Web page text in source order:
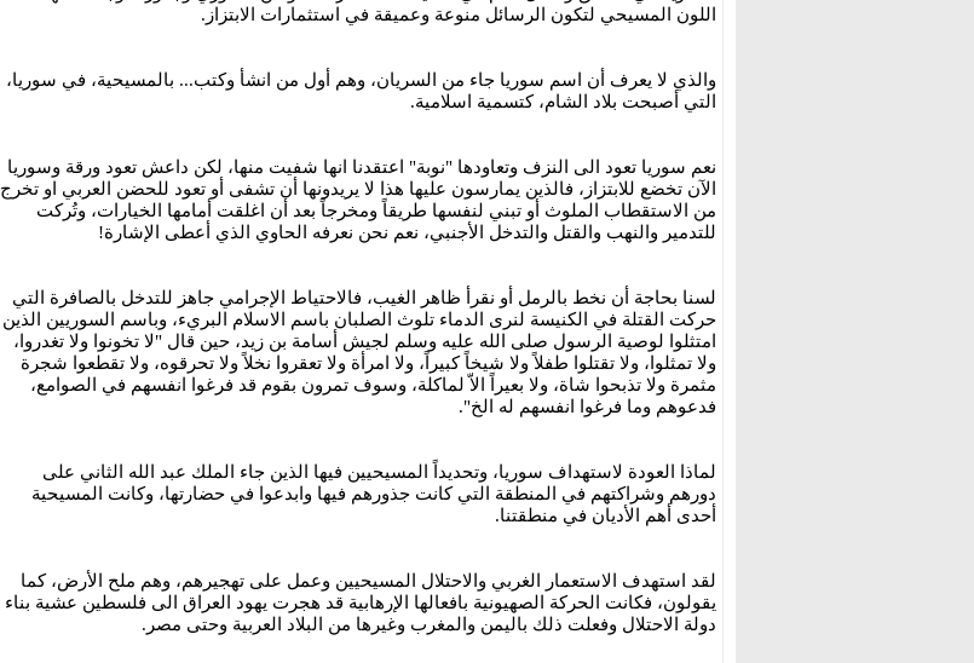
اللون المسيحي لتكون الرسائل منوعة وعميقة في استثمارات الابتزاز.
والذي لا يعرف أن اسم سوريا جاء من السريان، وهم أول من انشأ وكتب... بالمسيحية، في سوريا،
التي أصبحت بلاد الشام، كتسمية اسلامية.
نعم سوريا تعود الى النزف وتعاودها "نوبة" اعتقدنا انها شفيت منها، لكن داعش تعود ورقة وسوريا
الآن تخضع للابتزاز، فالذين يمارسون عليها هذا لا يريدونها أن تشفى أو تعود للحضن العربي او تخرج
من الاستقطاب الملوث أو تبني لنفسها طريقاً ومخرجاً بعد أن اغلقت أمامها الخيارات، وتُركت
للتدمير والنهب والقتل والتدخل الأجنبي، نعم نحن نعرفه الحاوي الذي أعطى الإشارة!
لسنا بحاجة أن نخط بالرمل أو نقرأ ظاهر الغيب، فالاحتياط الإجرامي جاهز للتدخل بالصافرة التي
حركت القتلة في الكنيسة لنرى الدماء تلوث الصلبان باسم الاسلام البريء، وباسم السوريين الذين
امتثلوا لوصية الرسول صلى الله عليه وسلم لجيش أسامة بن زيد، حين قال "لا تخونوا ولا تغدروا،
ولا تمثلوا، ولا تقتلوا طفلاً ولا شيخاً كبيراً، ولا امرأة ولا تعقروا نخلاً ولا تحرقوه، ولا تقطعوا شجرة
مثمرة ولا تذبحوا شاة، ولا بعيراً الاّ لماكلة، وسوف تمرون بقوم قد فرغوا انفسهم في الصوامع،
فدعوهم وما فرغوا انفسهم له الخ".
لماذا العودة لاستهداف سوريا، وتحديداً المسيحيين فيها الذين جاء الملك عبد الله الثاني على
دورهم وشراكتهم في المنطقة التي كانت جذورهم فيها وابدعوا في حضارتها، وكانت المسيحية
أحدى أهم الأديان في منطقتنا.
لقد استهدف الاستعمار الغربي والاحتلال المسيحيين وعمل على تهجيرهم، وهم ملح الأرض، كما
يقولون، فكانت الحركة الصهيونية بافعالها الإرهابية قد هجرت يهود العراق الى فلسطين عشية بناء
دولة الاحتلال وفعلت ذلك باليمن والمغرب وغيرها من البلاد العربية وحتى مصر.